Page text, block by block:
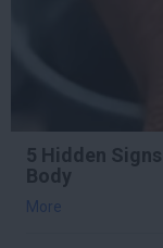
5 Hidden
Body
More